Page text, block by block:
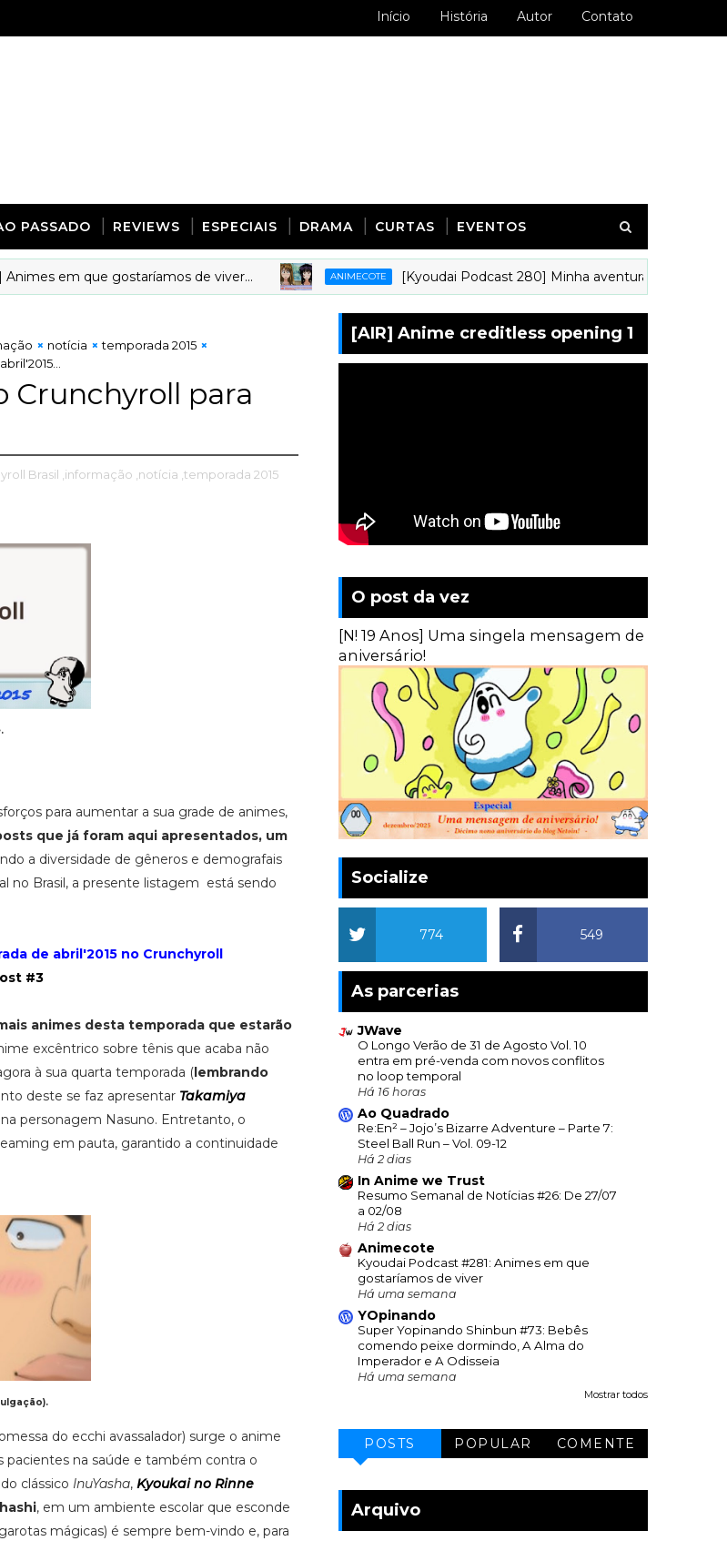
Início História Autor Contato
PASSADO REVIEWS ESPECIAIS DRAMA CURTAS EVENTOS
em que gostaríamos de viver... ANIMECOTE [Kyoudai Podcast 280] Minha aventura animística na
notícia
temporada 2015
Crunchyroll para
Brasil ,informação ,notícia ,temporada 2015
para aumentar a sua grade de animes,
que já foram aqui apresentados, um
a diversidade de gêneros e demografais
no Brasil, a presente listagem está sendo
de abril'2015 no Crunchyroll
#3
animes desta temporada que estarão
excêntrico sobre tênis que acaba não
à sua quarta temporada (lembrando
deste se faz apresentar Takamiya
personagem Nasuno. Entretanto, o
em pauta, garantido a continuidade
do ecchi avassalador) surge o anime
pacientes na saúde e também contra o
clássico InuYasha, Kyoukai no Rinne
, em um ambiente escolar que esconde
mágicas) é sempre bem-vindo e, para
[AIR] Anime creditless opening 1
O post da vez
[N! 19 Anos] Uma singela mensagem de
aniversário!
Socialize
549
774
As parcerias
JWave
O Longo Verão de 31 de Agosto Vol. 10
entra em pré-venda com novos conflitos
no loop temporal
Há 16 horas
Ao Quadrado
Re:En² – Jojo’s Bizarre Adventure – Parte 7:
Steel Ball Run – Vol. 09-12
Há 2 dias
In Anime we Trust
Resumo Semanal de Notícias #26: De 27/07
a 02/08
Há 2 dias
Animecote
Kyoudai Podcast #281: Animes em que
gostaríamos de viver
Há uma semana
YOpinando
Super Yopinando Shinbun #73: Bebês
comendo peixe dormindo, A Alma do
Imperador e A Odisseia
Há uma semana
Mostrar todos
POSTS POPULAR COMENTE
Arquivo